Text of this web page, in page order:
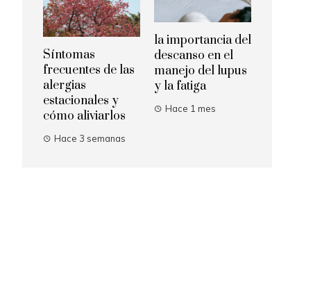
Síntomas
frecuentes de las
alergias
estacionales y
cómo aliviarlos
Hace 3 semanas
la importancia del
descanso en el
manejo del lupus
y la fatiga
Hace 1 mes